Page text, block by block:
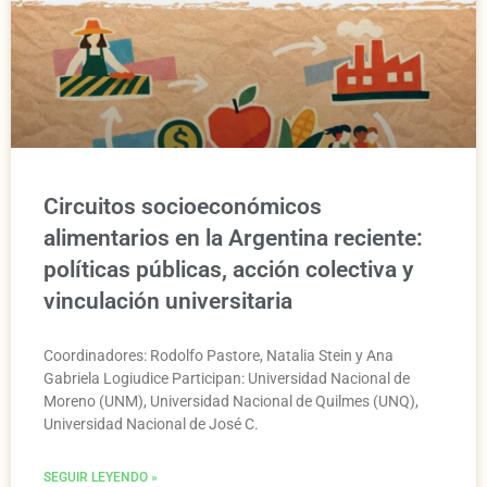
Circuitos socioeconómicos
alimentarios en la Argentina reciente:
políticas públicas, acción colectiva y
vinculación universitaria
Coordinadores: Rodolfo Pastore, Natalia Stein y Ana
Gabriela Logiudice Participan: Universidad Nacional de
Moreno (UNM), Universidad Nacional de Quilmes (UNQ),
Universidad Nacional de José C.
SEGUIR LEYENDO »